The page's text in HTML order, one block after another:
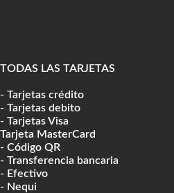
TODAS LAS TARJETAS
- Tarjetas crédito
- Tarjetas debito
- Tarjetas Visa
Tarjeta MasterCard
- Código QR
- Transferencia bancaria
- Efectivo
- Nequi